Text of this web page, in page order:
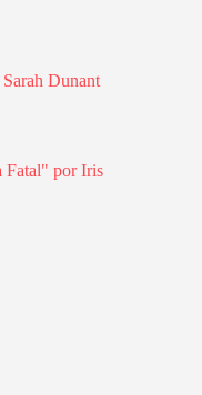
Sarah Dunant